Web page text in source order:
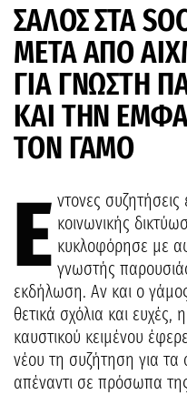
ΣΑΛΟΣ ΣΤΑ
ΜΕΤΑ ΑΠΟ
ΓΙΑ ΓΝΩΣΤΗ
ΚΑΙ ΤΗΝ
ΤΟΝ ΓΑΜΟ
Έ ντονες
κοινωνικής
κυκλοφόρησε με
γνωστής
εκδήλωση. Αν και ο
θετικά σχόλια και ευχές,
καυστικού κειμένου
νέου τη συζήτηση για τα
απέναντι σε πρόσωπα